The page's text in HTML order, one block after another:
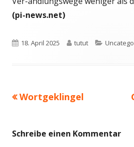
(pi-news.net)
Veröffentlicht
18. April 2025 Autor
tutut
Beitragsnavigation
Vorheriger
Wortgeklingel
Schreibe einen Kommentar